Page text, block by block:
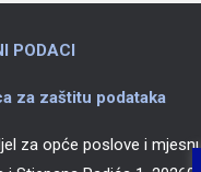
PODACI
za zaštitu podataka
za opće poslove i